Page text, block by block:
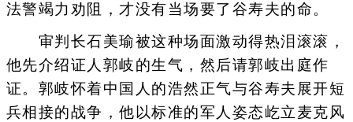
法警竭力劝阻，才没有当场要了谷寿夫的命。
审判长石美瑜被这种场面激动得热泪滚滚，
他先介绍证人郭岐的生气，然后请郭岐出庭作
证。郭岐怀着中国人的浩然正气与谷寿夫展开短
兵相接的战争，他以标准的军人姿态屹立麦克风